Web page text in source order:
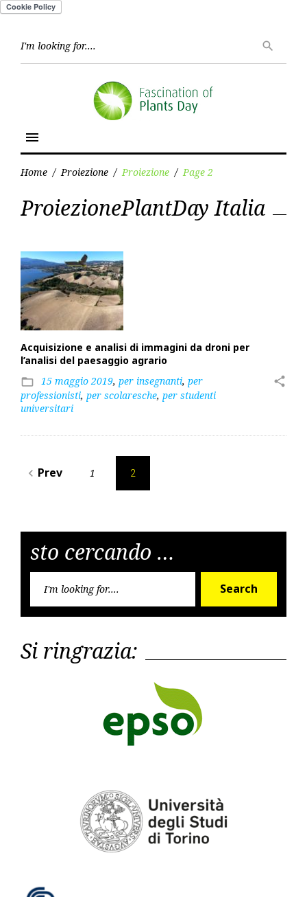
search
menu
Home / Proiezione / Proiezione / Page 2
Proiezione
ProiezionePlantDay Italia
Acquisizione e analisi di immagini da droni per
l’analisi del paesaggio agrario
folder_open 15 maggio 2019, per insegnanti, per
professionisti, per scolaresche, per studenti
universitari
share
Posts
pagination
navigate_before Prev 1 2
sto cercando …
Search
Si ringrazia: